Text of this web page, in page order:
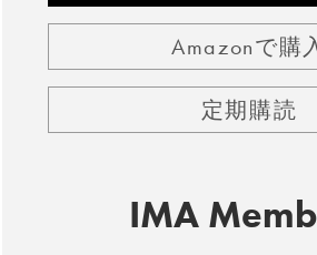
Amazonで購
定期購読
IMA